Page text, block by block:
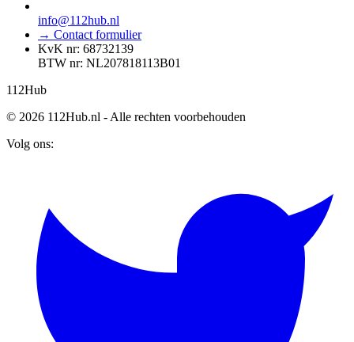
info@112hub.nl
→ Contact formulier
KvK nr: 68732139
BTW nr: NL207818113B01
112Hub
© 2026 112Hub.nl - Alle rechten voorbehouden
Volg ons: